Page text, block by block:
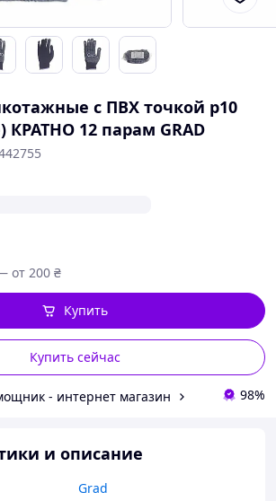
с ПВХ точкой р10
КРАТНО 12 парам GRAD
от 200 ₴
Купить сейчас
Купить
- интернет магазин 98%
и описание
Grad